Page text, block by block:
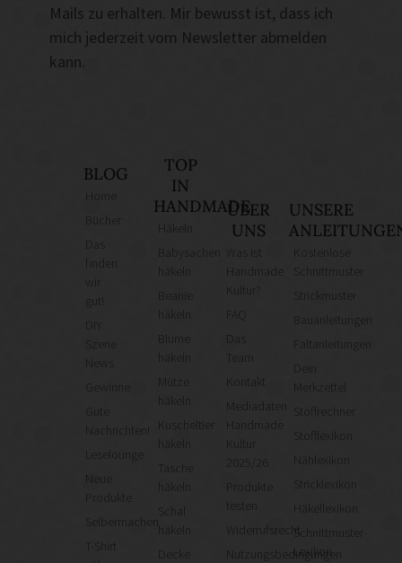
Mails zu erhalten. Mir bewusst ist, dass ich
mich jederzeit vom Newsletter abmelden
kann.
BLOG
finden
gut!
News
Gute
Nachrichten!
Leselounge
Neue
Produkte
Selbermachen
T-Shirt
TOP
IN
HANDMADE
häkeln
häkeln
Mütze
häkeln
Kuscheltier
Tasche
häkeln
ÜBER
UNS
Was ist
Kultur?
Das
Team
Kontakt
Mediadaten
Kultur
2025/26
Produkte
testen
Widerrufsrecht
Nutzungsbedingungen
UNSERE
Kostenlose
Schnittmuster
Strickmuster
Bauanleitungen
Faltanleitungen
Merkzettel
Stoffrechner
Stofflexikon
Nählexikon
Stricklexikon
Häkellexikon
Schnittmuster-
Lexikon